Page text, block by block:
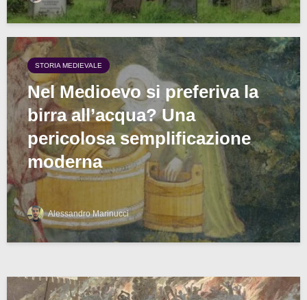
STORIA MEDIEVALE
Nel Medioevo si preferiva la
birra all’acqua? Una
pericolosa semplificazione
moderna
Alessandro Marinucci